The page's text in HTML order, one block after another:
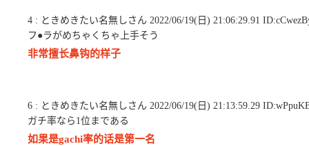
4 : ときめきたい名無しさん 2022/06/19(日) 21:06:29.91
フ●ラがめちゃくちゃ上手そう
非常擅长鼻钩的样子
6 : ときめきたい名無しさん 2022/06/19(日) 21:13:59.29
ガチ率なら1位まである
如果是gachi率的话是第一名